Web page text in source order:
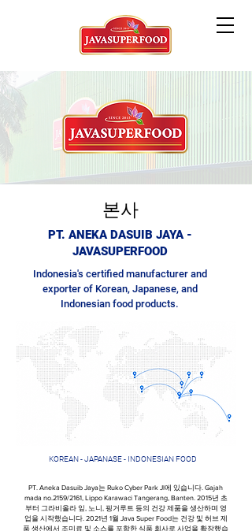
본사
PT. ANEKA DASUIB JAYA -
JAVASUPERFOOD
Indonesia's certified manufacturer and
exporter of Korean, Japanese, and
Indonesian food products.
KOREAN - JAPANASE - INDONESIAN FOOD
PT. Aneka Dasuib Jaya는 Ruko Cyber ​​Park Jl에 있습니다. Gajah
mada no.2159/2161, Lippo Karawaci Tangerang, Banten. 2015년 초
부터 그라비올라 잎, 노니, 핑거루트 등의 건강 제품을 생산하며 영
업을 시작했습니다. 2021년 1월 Java Super Food는 건강 및 허브 제
품 생산에서 조미료 및 소스를 포함한 식품 회사로 사업을 확장했습